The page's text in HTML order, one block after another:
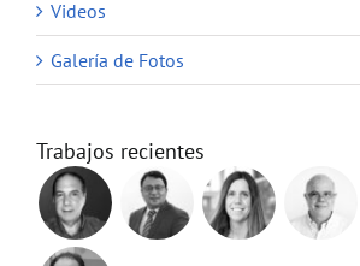
Videos
Galería de Fotos
Trabajos recientes